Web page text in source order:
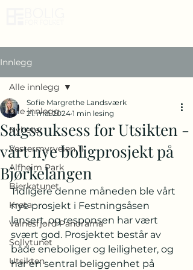
Innlegg
Alle innlegg
Nyheter
Vestermyrveien 11
Alfheim Park
Bjerkatunet
Kreta
Valnesfjord Panorama
Sollytunet
Utsikten
Alle innlegg
Salgssuksess for Utsikten -
vårt nye boligprosjekt på
Bjørkelangen
Sofie Margrethe Landsværk
21. mai 2024 1 min lesing
Tidligere denne måneden ble vårt
nye prosjekt i Festningsåsen
lansert, og responsen har vært
svært god. Prosjektet består av
både eneboliger og leiligheter, og
har en sentral beliggenhet på